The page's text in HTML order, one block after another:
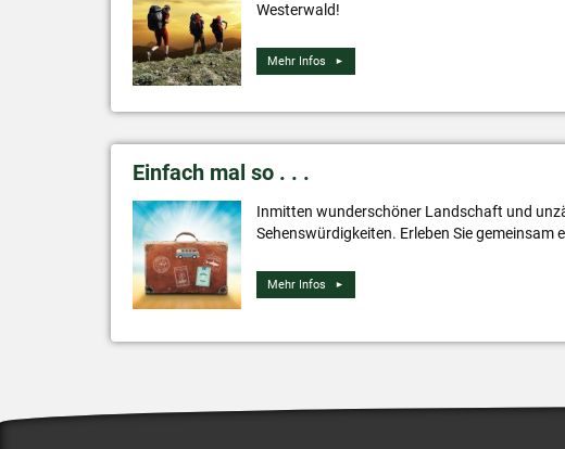
Westerwald!
Mehr Infos
Einfach mal so . . .
Inmitten wunderschöner Landschaft und
Sehenswürdigkeiten. Erleben Sie gemeinsam
Mehr Infos